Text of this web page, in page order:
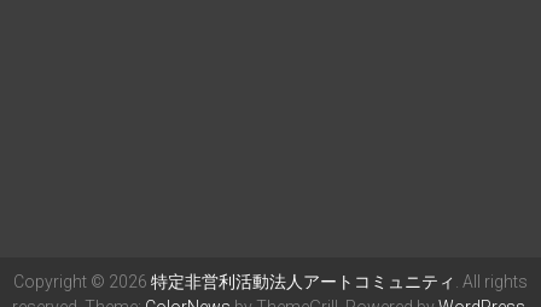
Copyright © 2026 特定非営利活動法人アートコミュニティ . All rights